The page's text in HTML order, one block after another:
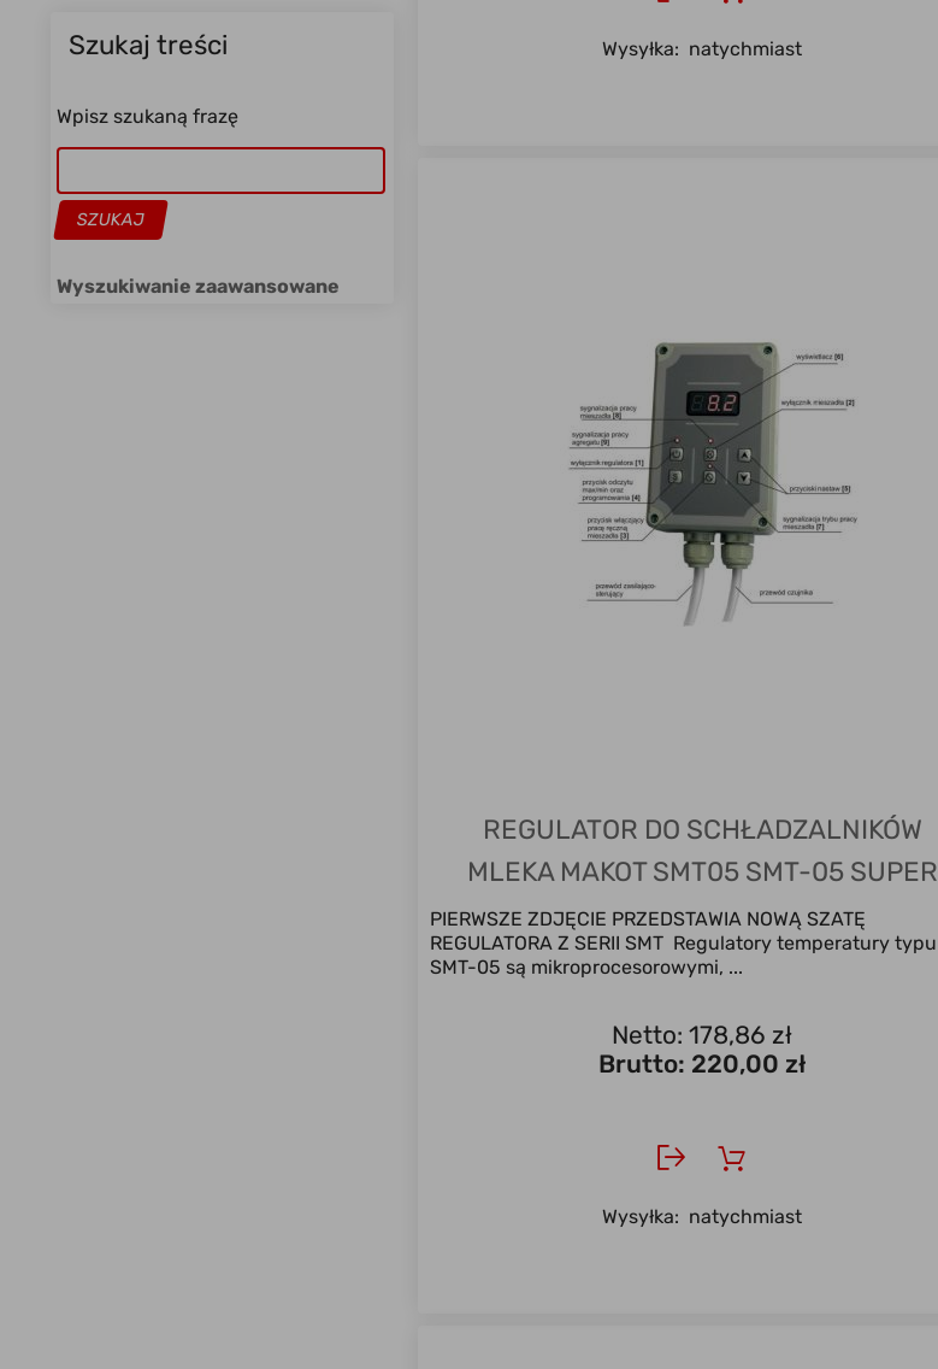
Szukaj treści
Wpisz szukaną frazę
Wyszukiwanie zaawansowane
Wysyłka: natychmiast
REGULATOR DO SCHŁADZALNIKÓW
MLEKA MAKOT SMT05 SMT-05 SUPER
CENA !!
PIERWSZE ZDJĘCIE PRZEDSTAWIA NOWĄ SZATĘ
REGULATORA Z SERII SMT Regulatory temperatury typu
SMT-05 są mikroprocesorowymi, ...
Netto: 178,86 zł
Brutto: 220,00 zł
Wysyłka: natychmiast